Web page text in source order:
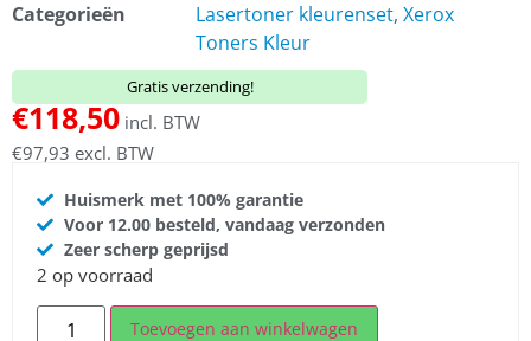
Categorieën
Lasertoner kleurenset, Xerox
Toners Kleur
Gratis verzending!
€118,50 incl. BTW
€97,93 excl. BTW
Huismerk met 100% garantie
Voor 12.00 besteld, vandaag verzonden
Zeer scherp geprijsd
2 op voorraad
Toevoegen aan winkelwagen